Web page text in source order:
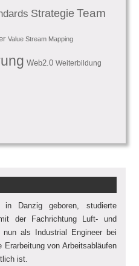
Strategie Team
Value Stream Mapping
Web2.0 Weiterbildung
Danzig geboren, studierte
der Fachrichtung Luft- und
nun als Industrial Engineer bei
von Arbeitsabläufen
ist.